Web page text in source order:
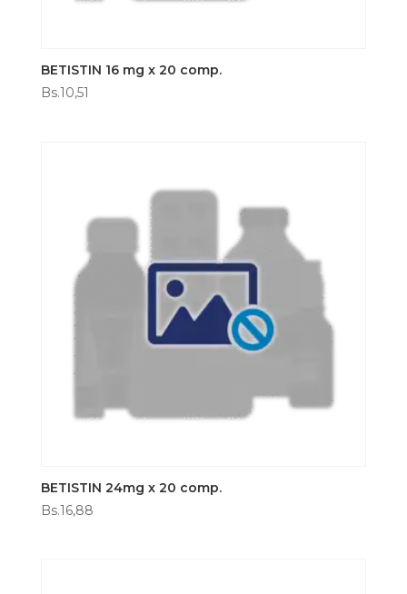
BETISTIN 16 mg x 20 comp.
Bs.10,51
BETISTIN 24mg x 20 comp.
Bs.16,88